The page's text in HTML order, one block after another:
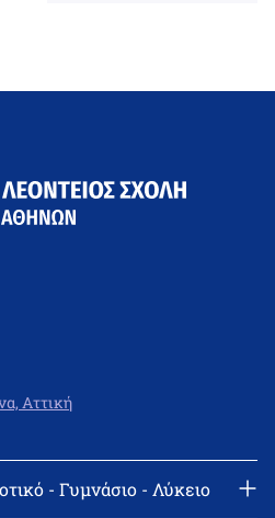
Αττική
- Γυμνάσιο - Λύκειο